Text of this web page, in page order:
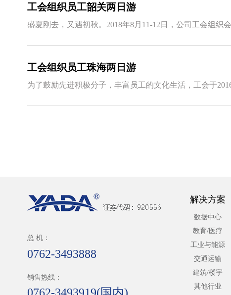
工会组织员工韶关两日游
工会组织员工珠海两日游
总 机：
0762-3493888
销售热线：
解决方案
数据中心
教育/医疗
工业与能源
交通运输
建筑/楼宇
其他行业